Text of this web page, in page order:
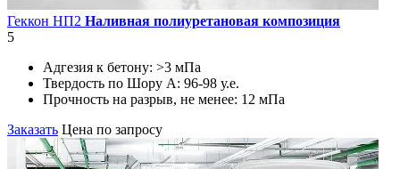
Геккон НП2 Наливная полиуретановая композиция
5
Адгезия к бетону: >3 мПа
Твердость по Шору А: 96-98 у.е.
Прочность на разрыв, не менее: 12 мПа
Заказать Цена по запросу